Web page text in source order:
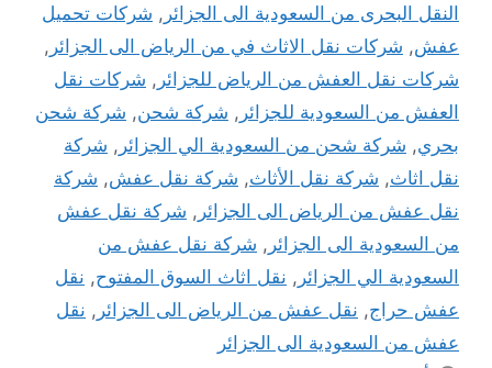
النقل البحرى من السعودية الى الجزائر , شركات تحميل
عفش, شركات نقل الاثاث في من الرياض الى الجزائر ,
شركات نقل العفش من الرياض للجزائر , شركات نقل
العفش من السعودية للجزائر , شركة شحن, شركة شحن
بحري, شركة شحن من السعودية الي الجزائر , شركة
نقل اثاث, شركة نقل الأثاث, شركة نقل عفش, شركة
نقل عفش من الرياض الى الجزائر , شركة نقل عفش
من السعودية الى الجزائر , شركة نقل عفش من
السعودية الي الجزائر , نقل اثاث السوق المفتوح, نقل
عفش حراج, نقل عفش من الرياض الى الجزائر , نقل
عفش من السعودية الى الجزائر